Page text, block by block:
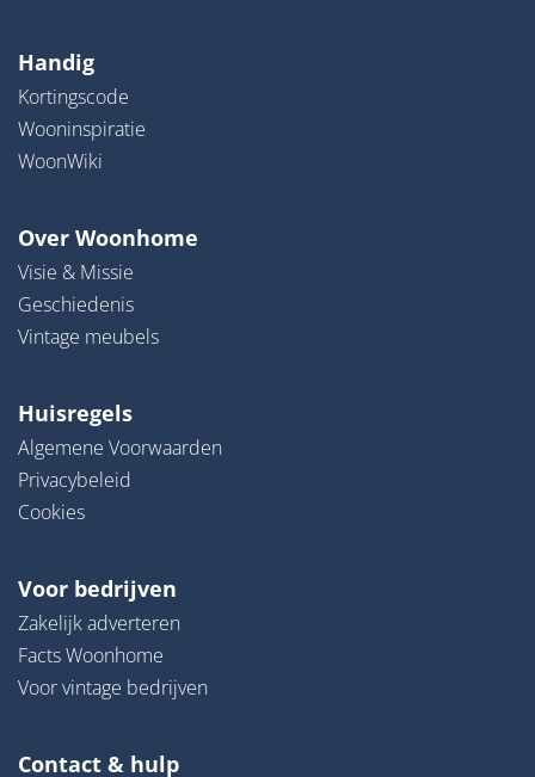
Handig
Kortingscode
Wooninspiratie
WoonWiki
Over Woonhome
Visie & Missie
Geschiedenis
Vintage meubels
Huisregels
Algemene Voorwaarden
Privacybeleid
Cookies
Voor bedrijven
Zakelijk adverteren
Facts Woonhome
Voor vintage bedrijven
Contact & hulp